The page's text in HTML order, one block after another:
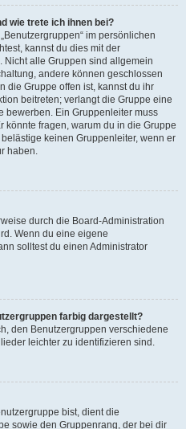
wie trete ich ihnen bei?
im persönlichen
kannst du dies mit der
alle Gruppen sind allgemein
andere können geschlossen
die Gruppe offen ist, kannst du ihr
beitreten; verlangt die Gruppe eine
bewerben. Ein Gruppenleiter muss
könnte fragen, warum du in die Gruppe
keinen Gruppenleiter, wenn er
haben.
durch die Board-Administration
Wenn du eine eigene
solltest du einen Administrator
farbig dargestellt?
den Benutzergruppen verschiedene
leichter zu identifizieren sind.
bist, dient die
sowie den Gruppenrang, der bei dir